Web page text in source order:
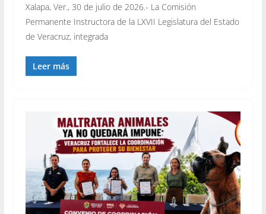
Xalapa, Ver., 30 de julio de 2026.- La Comisión
Permanente Instructora de la LXVII Legislatura del Estado
de Veracruz, integrada
Leer más